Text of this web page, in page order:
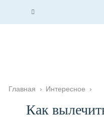
Главная › Интересное ›
Как